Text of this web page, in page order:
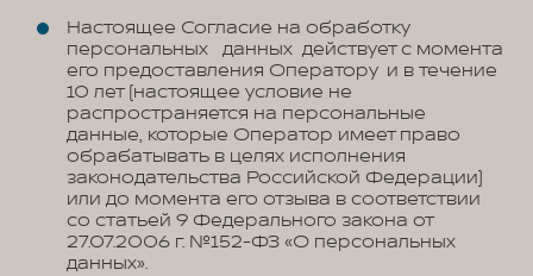
Настоящее Согласие на обработку
персональных данных действует с момента
его предоставления Оператору и в течение
10 лет (настоящее условие не
распространяется на персональные
данные, которые Оператор имеет право
обрабатывать в целях исполнения
законодательства Российской Федерации)
или до момента его отзыва в соответствии
со статьей 9 Федерального закона от
27.07.2006 г. №152-ФЗ «О персональных
данных».